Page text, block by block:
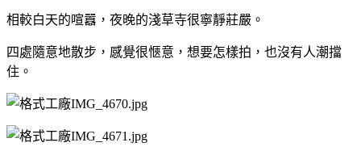
相較白天的喧囂，夜晚的淺草寺很寧靜莊嚴。
四處隨意地散步，感覺很愜意， 想要怎樣拍，也沒有人潮擋
住。